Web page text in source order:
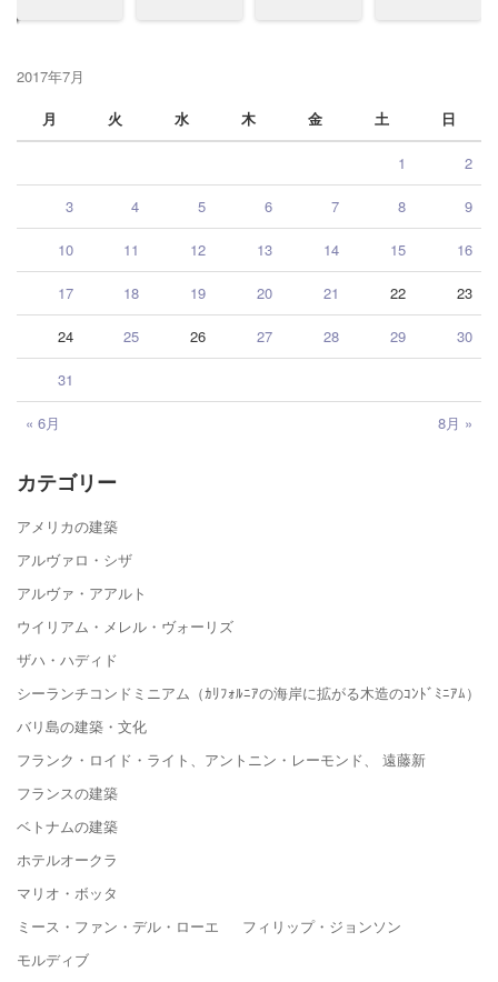
2017年7月
月
火 水 木 金 土 日
« 6月 8月 »
1 2
3 4 5 6 7 8 9
10 11 12 13 14 15 16
17 18 19 20 21 22 23
24 25 26 27 28 29 30
31
カテゴリー
アメリカの建築
アルヴァロ・シザ
アルヴァ・アアルト
ウイリアム・メレル・ヴォーリズ
ザハ・ハディド
シーランチコンドミニアム（ｶﾘﾌｫﾙﾆｱの海岸に拡がる木造のｺﾝﾄﾞﾐﾆｱﾑ）
バリ島の建築・文化
フランク・ロイド・ライト、アントニン・レーモンド、 遠藤新
フランスの建築
ベトナムの建築
ホテルオークラ
マリオ・ボッタ
ミース・ファン・デル・ローエ フィリップ・ジョンソン
モルディブ